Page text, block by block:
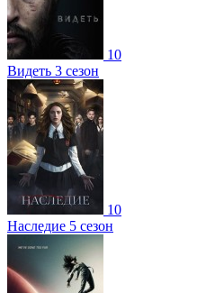
10
Видеть 3 сезон
10
Наследие 5 сезон